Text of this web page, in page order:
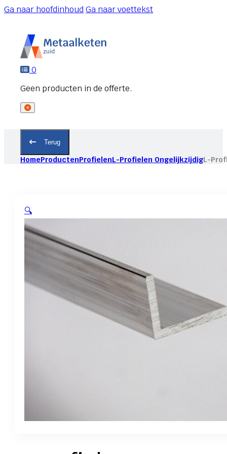
Ga naar hoofdinhoudGa naar voettekst
0
Terug
HomeProductenProfielenL-Profielen OngelijkzijdigL-
🔍